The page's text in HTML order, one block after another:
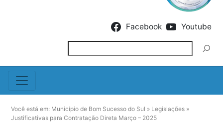
Facebook Youtube
Você está em: Município de Bom Sucesso do Sul » Legislações »
Justificativas para Contratação Direta Março – 2025